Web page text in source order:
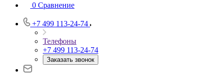
0 Сравнение
+7 499 113-24-74
Телефоны
+7 499 113-24-74
Заказать звонок